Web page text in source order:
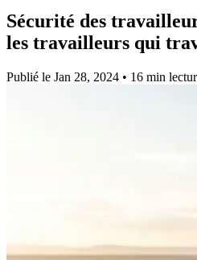
Sécurité des
les travailleurs qui
Publié le Jan 28, 2024 • 16 min